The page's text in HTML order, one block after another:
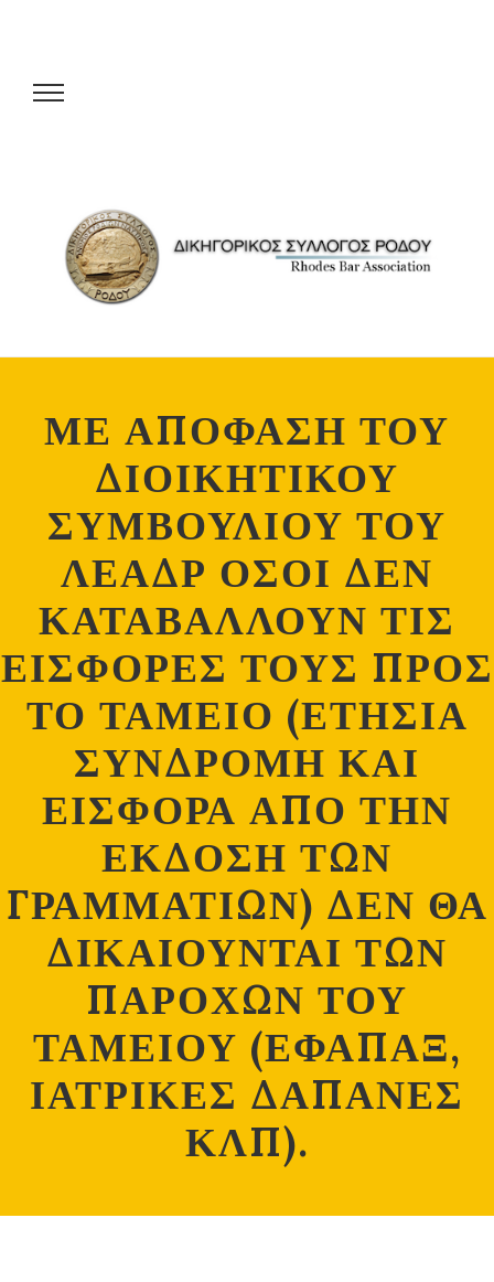
ΜΕ ΑΠΟΦΑΣΗ ΤΟΥ
ΔΙΟΙΚΗΤΙΚΟΥ
ΣΥΜΒΟΥΛΙΟΥ ΤΟΥ
ΛΕΑΔΡ ΟΣΟΙ ΔΕΝ
ΚΑΤΑΒΑΛΛΟΥΝ ΤΙΣ
ΕΙΣΦΟΡΕΣ ΤΟΥΣ ΠΡΟΣ
ΤΟ ΤΑΜΕΙΟ (ΕΤΗΣΙΑ
ΣΥΝΔΡΟΜΗ ΚΑΙ
ΕΙΣΦΟΡΑ ΑΠΟ ΤΗΝ
ΕΚΔΟΣΗ ΤΩΝ
ΓΡΑΜΜΑΤΙΩΝ) ΔΕΝ ΘΑ
ΔΙΚΑΙΟΥΝΤΑΙ ΤΩΝ
ΠΑΡΟΧΩΝ ΤΟΥ
ΤΑΜΕΙΟΥ (ΕΦΑΠΑΞ,
ΙΑΤΡΙΚΕΣ ΔΑΠΑΝΕΣ
ΚΛΠ).